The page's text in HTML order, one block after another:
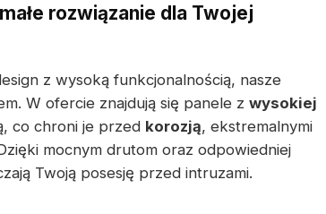
rozwiązanie dla Twojej
z wysoką funkcjonalnością, nasze
W ofercie znajdują się panele z wysokiej
co chroni je przed korozją, ekstremalnymi
mocnym drutom oraz odpowiedniej
Twoją posesję przed intruzami.